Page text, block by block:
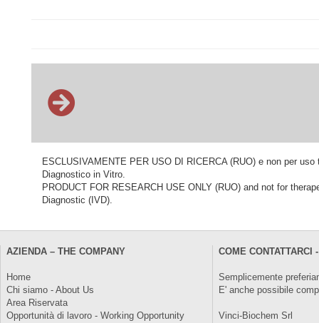
ESCLUSIVAMENTE PER USO DI RICERCA (RUO) e non per
Diagnostico in Vitro.
PRODUCT FOR RESEARCH USE ONLY (RUO) and not for
Diagnostic (IVD).
AZIENDA – THE COMPANY
Home
Chi siamo - About Us
Area Riservata
Opportunità di lavoro - Working Opportunity
COME CONTATTARCI
Semplicemente
E' anche possibile
Vinci-Biochem Srl